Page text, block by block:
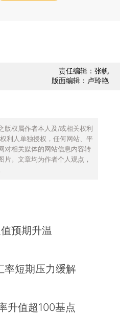
责任编辑：张帆
版面编辑：卢玲艳
版权属作者本人及/或相关权利
利人单独授权，任何网站、平
对相关媒体的网站信息内容转
。文章均为作者个人观点，
预期升温
率短期压力缓解
升值超100基点